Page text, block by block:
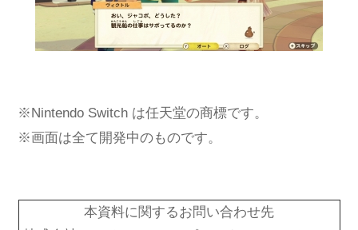
※Nintendo Switch は任天堂の商標です。
※画面は全て開発中のものです。
本資料に関するお問い合わせ先